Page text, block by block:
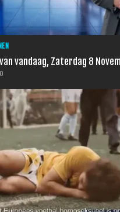
vandaag, Zaterdag 8